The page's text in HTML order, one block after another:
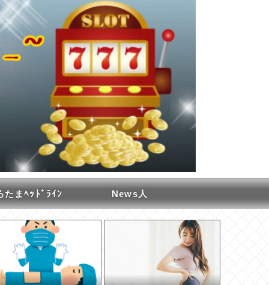
たまﾍｯﾄﾞﾗｲﾝ News人